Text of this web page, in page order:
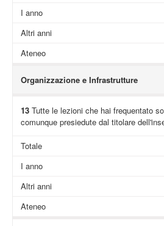
I anno
Altri anni
Ateneo
Organizzazione e Infrastrutture
13Tutte le lezioni che hai frequentato
comunque presiedute dal titolare
Totale
I anno
Altri anni
Ateneo